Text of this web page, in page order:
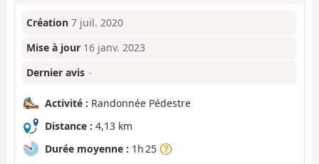
Création 7 juil. 2020
Mise à jour 16 janv. 2023
Dernier avis –
Activité : Randonnée Pédestre
Distance : 4,13 km
Durée moyenne : 1h 25